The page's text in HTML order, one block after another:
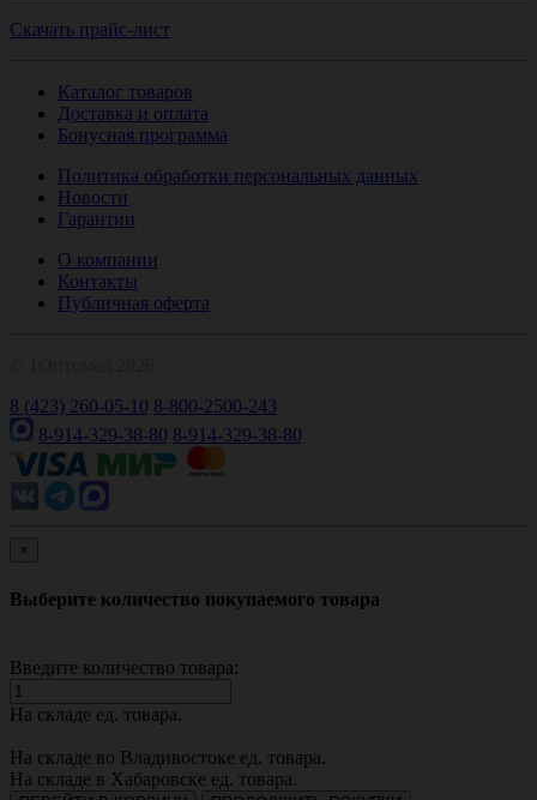
Скачать прайс-лист
Каталог товаров
Доставка и оплата
Бонусная программа
Политика обработки персональных данных
Новости
Гарантии
О компании
Контакты
Публичная оферта
8 (423) 260-05-10 8-800-2500-243
8-914-329-38-80 8-914-329-38-80
×
Выберите количество покупаемого товара
Введите количество товара:
На складе ед. товара.
На складе во Владивостоке ед. товара.
На складе в Хабаровске ед. товара.